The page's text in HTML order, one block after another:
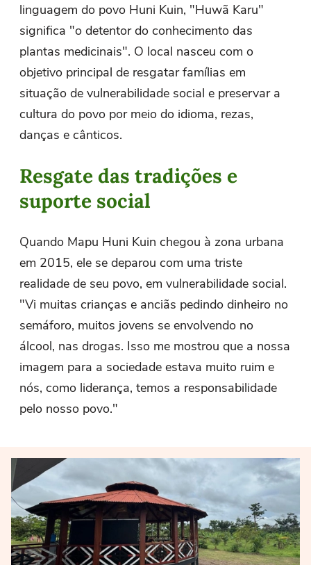
linguagem do povo Huni Kuin, "Huwã Karu"
significa "o detentor do conhecimento das
plantas medicinais". O local nasceu com o
objetivo principal de resgatar famílias em
situação de vulnerabilidade social e preservar a
cultura do povo por meio do idioma, rezas,
danças e cânticos.
Resgate das tradições e
suporte social
Quando Mapu Huni Kuin chegou à zona urbana
em 2015, ele se deparou com uma triste
realidade de seu povo, em vulnerabilidade social.
"Vi muitas crianças e anciãs pedindo dinheiro no
semáforo, muitos jovens se envolvendo no
álcool, nas drogas. Isso me mostrou que a nossa
imagem para a sociedade estava muito ruim e
nós, como liderança, temos a responsabilidade
pelo nosso povo."